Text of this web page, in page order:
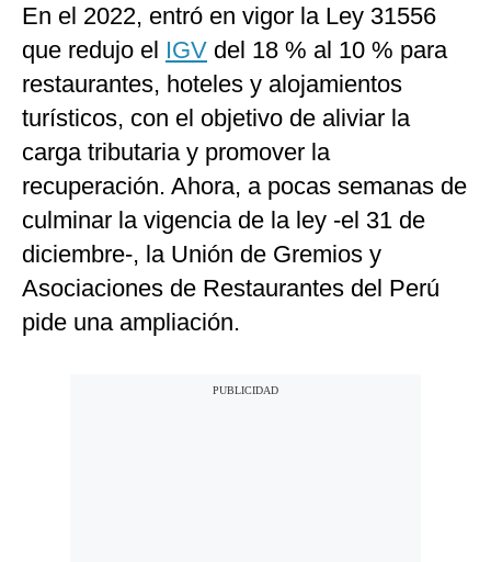
En el 2022, entró en vigor la Ley 31556
que redujo el IGV del 18 % al 10 % para
restaurantes, hoteles y alojamientos
turísticos, con el objetivo de aliviar la
carga tributaria y promover la
recuperación. Ahora, a pocas semanas de
culminar la vigencia de la ley -el 31 de
diciembre-, la Unión de Gremios y
Asociaciones de Restaurantes del Perú
pide una ampliación.